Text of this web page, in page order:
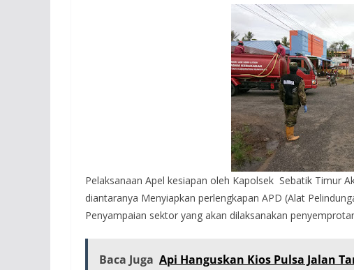
Pelaksanaan Apel kesiapan oleh Kapolsek Sebatik Timur
diantaranya Menyiapkan perlengkapan APD (Alat
Penyampaian sektor yang akan dilaksanakan
Baca Juga Api Hanguskan Kios Pulsa Jalan